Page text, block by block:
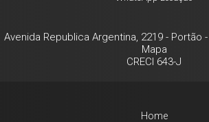
Avenida Republica Argentina, 2219- Portão -
Mapa
CRECI 643-J
Home